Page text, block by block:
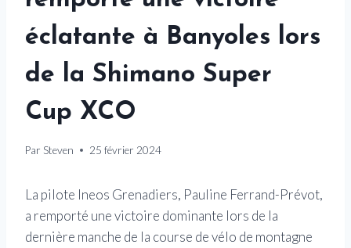
éclatante à Banyoles lors
de la Shimano Super
Cup XCO
Par Steven 25 février 2024
La pilote Ineos Grenadiers, Pauline Ferrand-Prévot,
a remporté une victoire dominante lors de la
dernière manche de la course de vélo de montagne